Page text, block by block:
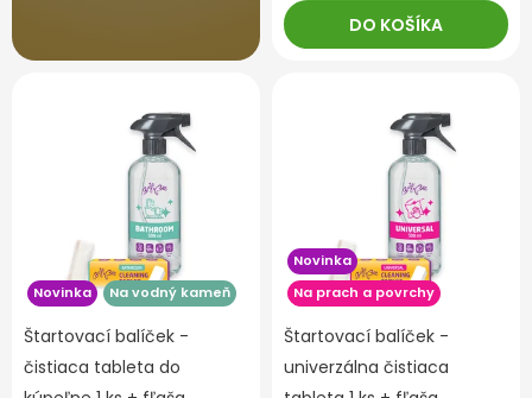
DO KOŠÍKA
Novinka Na vodný kameň
Štartovací balíček -
čistiaca tableta do
Novinka
Na prach a povrchy
Štartovací balíček -
univerzálna čistiaca